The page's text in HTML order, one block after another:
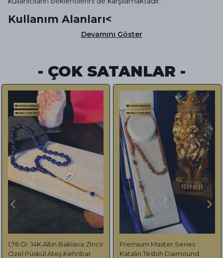
Kullanım Alanları<
Devamını Göster
- ÇOK SATANLAR -
1,76 Gr. 14K Altın Baklava Zincir
Özel Püskül Ateş Kehribar
Premium Master Series
Katalin Tesbih Daimound